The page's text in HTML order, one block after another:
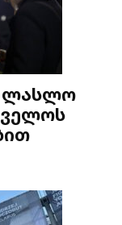
ლასლო